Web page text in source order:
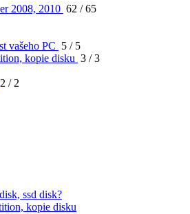
2008, 2010 62 / 65
vašeho PC 5 / 5
kopie disku 3 / 3
2 / 2
ssd disk?
kopie disku